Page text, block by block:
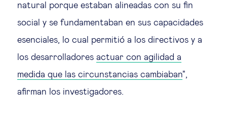
natural porque estaban alineadas con su fin
social y se fundamentaban en sus capacidades
esenciales, lo cual permitió a los directivos y a
los desarrolladores actuar con agilidad a
medida que las circunstancias cambiaban",
afirman los investigadores.